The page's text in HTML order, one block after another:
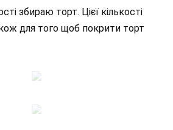
збираю торт. Цієї кількості
для того щоб покрити торт